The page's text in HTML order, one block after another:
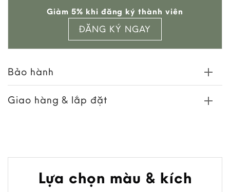
wishlist
Giảm 5% khi đăng ký thành viên
ĐĂNG KÝ NGAY
Bảo hành
Giao hàng & lắp đặt
Lựa chọn màu & kích